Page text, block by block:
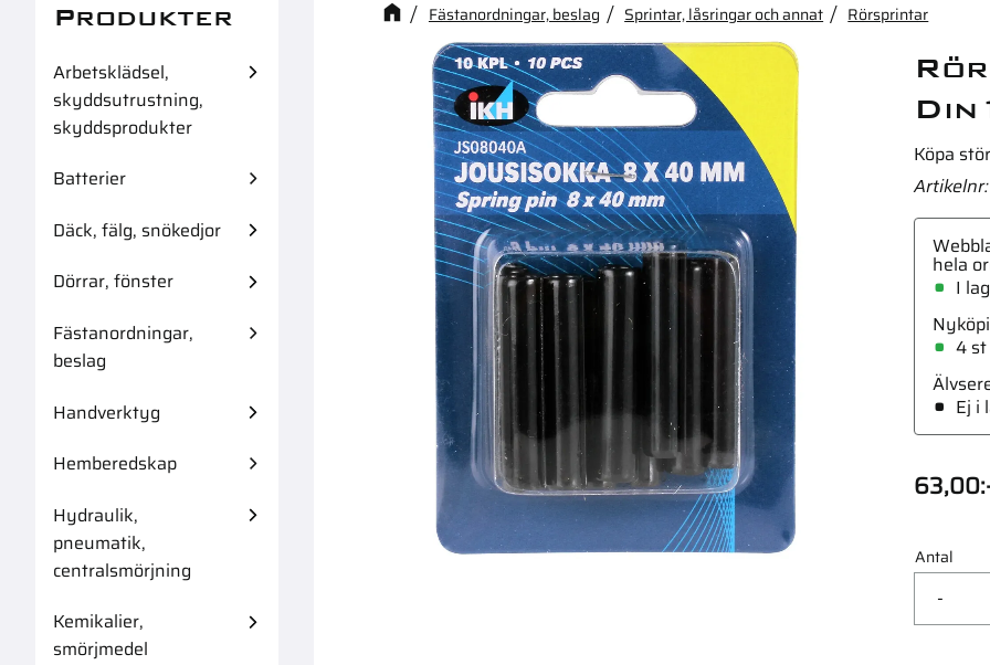
Kanske någon av dessa produkter
Kil 7X8X40Mm 6St
Fästanordningar, beslag Sprintar, låsringar och annat Rörsprintar
Köpa
Artikelnr
63,00
Antal
-
hela
I
4
Ej i
Produkter
Arbetsklädsel,
skyddsutrustning,
skyddsprodukter
Batterier
Däck, fälg, snökedjor
Dörrar, fönster
Fästanordningar,
beslag
Handverktyg
Hemberedskap
Hydraulik,
pneumatik,
centralsmörjning
Kemikalier,
smörjmedel